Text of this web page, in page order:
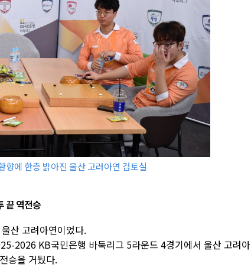
에 한층 밝아진 울산 고려아연 검토실
끝 역전승
산 고려아연이었다.
2026 KB국민은행 바둑리그 5라운드 4경기에서 울산 고려아
승을 거뒀다.